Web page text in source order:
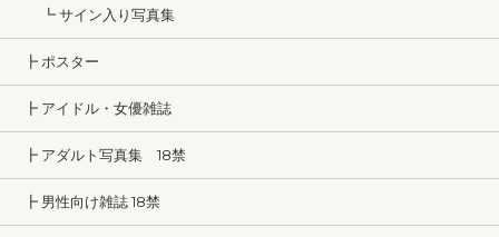
┗ サイン入り写真集
┣ ポスター
┣ アイドル・女優雑誌
┣ アダルト写真集 18禁
┣ 男性向け雑誌 18禁